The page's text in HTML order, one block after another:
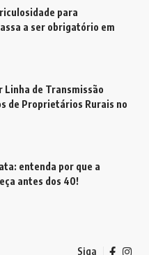
para
a ser obrigatório em
Linha de Transmissão
de Proprietários Rurais no
entenda por que a
antes dos 40!
Siga